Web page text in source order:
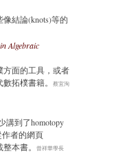
結論(knots)等的
Algebraic
方面的工具，或者
拓樸書籍。
蔡宜洵
講到了homotopy
作者的網頁
本書。
曾祥華學長